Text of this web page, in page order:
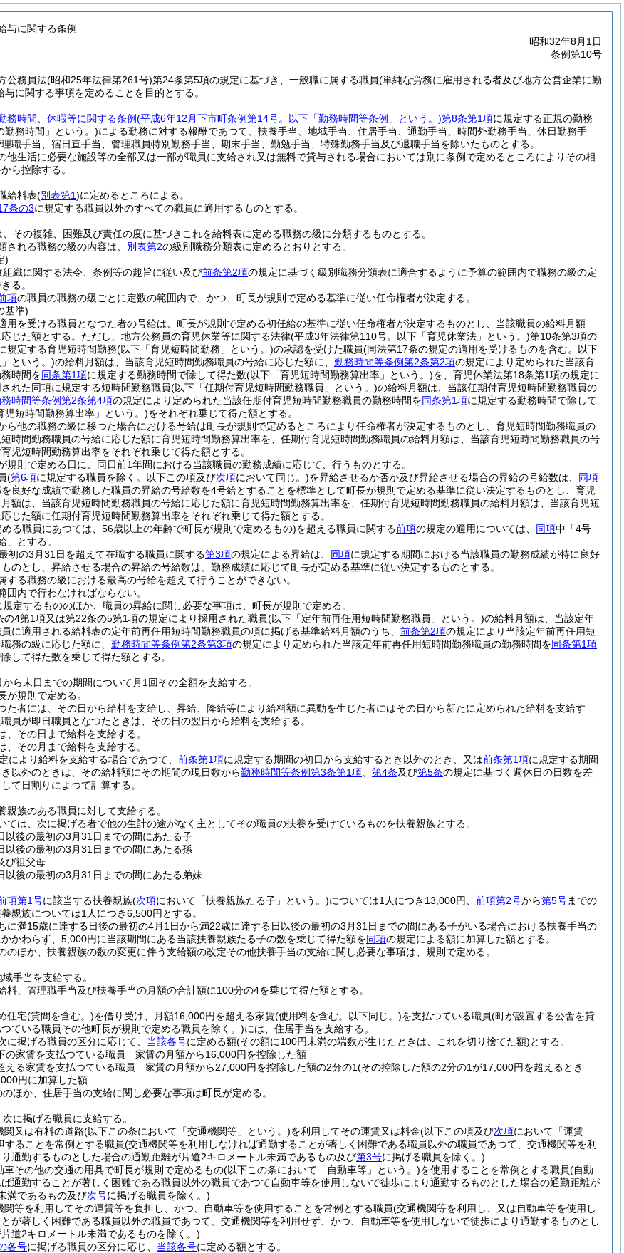
与に関する条例
昭和32年8月1日
条例第10号
公務員法(昭和25年法律第261号)第24条第5項の規定に基づき、一般職に属する職員(単純な労務に雇用される者及び地方公営企業に勤
与に関する事項を定めることを目的とする。
務時間、休暇等に関する条例(平成6年12月下市町条例第14号。以下「勤務時間等条例」という。)第8条第1項に規定する正規の勤務
勤務時間」という。)による勤務に対する報酬であつて、扶養手当、地域手当、住居手当、通勤手当、時間外勤務手当、休日勤務手
職手当、宿日直手当、管理職員特別勤務手当、期末手当、勤勉手当、特殊勤務手当及び退職手当を除いたものとする。
他生活に必要な施設等の全部又は一部が職員に支給され又は無料で貸与される場合においては別に条例で定めるところによりその相
ら控除する。
給料表(別表第1)に定めるところによる。
条の3に規定する職員以外のすべての職員に適用するものとする。
その複雑、困難及び責任の度に基づきこれを給料表に定める職務の級に分類するものとする。
される職務の級の内容は、 別表第2の級別職務分類表に定めるとおりとする。
)
織に関する法令、条例等の趣旨に従い及び前条第2項の規定に基づく級別職務分類表に適合するように予算の範囲内で職務の級の定
る。
項の職員の職務の級ごとに定数の範囲内で、かつ、町長が規則で定める基準に従い任命権者が決定する。
基準)
用を受ける職員となつた者の号給は、町長が規則で定める初任給の基準に従い任命権者が決定するものとし、当該職員の給料月額
じた額とする。 ただし、地方公務員の育児休業等に関する法律(平成3年法律第110号。以下「育児休業法」という。)第10条第3項の
規定する育児短時間勤務(以下「育児短時間勤務」という。)の承認を受けた職員(同法第17条の規定の適用を受けるものを含む。以下
」という。)の給料月額は、当該育児短時間勤務職員の号給に応じた額に、 勤務時間等条例第2条第2項の規定により定められた当該育
時間を同条第1項に規定する勤務時間で除して得た数(以下「育児短時間勤務算出率」という。)を、育児休業法第18条第1項の規定に
れた同項に規定する短時間勤務職員(以下「任期付育児短時間勤務職員」という。)の給料月額は、当該任期付育児短時間勤務職員の
時間等条例第2条第4項の規定により定められた当該任期付育児短時間勤務職員の勤務時間を同条第1項に規定する勤務時間で除して
児短時間勤務算出率」という。)をそれぞれ乗じて得た額とする。
ら他の職務の級に移つた場合における号給は町長が規則で定めるところにより任命権者が決定するものとし、育児短時間勤務職員の
時間勤務職員の号給に応じた額に育児短時間勤務算出率を、任期付育児短時間勤務職員の給料月額は、当該育児短時間勤務職員の号
児短時間勤務算出率をそれぞれ乗じて得た額とする。
規則で定める日に、同日前1年間における当該職員の勤務成績に応じて、行うものとする。
(第6項に規定する職員を除く。以下この項及び次項において同じ。)を昇給させるか否か及び昇給させる場合の昇給の号給数は、 同項
良好な成績で勤務した職員の昇給の号給数を4号給とすることを標準として町長が規則で定める基準に従い決定するものとし、育児
額は、当該育児短時間勤務職員の号給に応じた額に育児短時間勤務算出率を、任期付育児短時間勤務職員の給料月額は、当該育児短
じた額に任期付育児短時間勤務算出率をそれぞれ乗じて得た額とする。
る職員にあつては、56歳以上の年齢で町長が規則で定めるもの)を超える職員に関する前項の規定の適用については、 同項中「4号
」とする。
初の3月31日を超えて在職する職員に関する第3項の規定による昇給は、 同項に規定する期間における当該職員の勤務成績が特に良好
のとし、昇給させる場合の昇給の号給数は、勤務成績に応じて町長が定める基準に従い決定するものとする。
する職務の級における最高の号給を超えて行うことができない。
囲内で行わなければならない。
規定するもののほか、職員の昇給に関し必要な事項は、町長が規則で定める。
の4第1項又は第22条の5第1項の規定により採用された職員(以下「定年前再任用短時間勤務職員」という。)の給料月額は、当該定年
に適用される給料表の定年前再任用短時間勤務職員の項に掲げる基準給料月額のうち、 前条第2項の規定により当該定年前再任用短
務の級に応じた額に、 勤務時間等条例第2条第3項の規定により定められた当該定年前再任用短時間勤務職員の勤務時間を同条第1項
して得た数を乗じて得た額とする。
ら末日までの期間について月1回その全額を支給する。
が規則で定める。
た者には、その日から給料を支給し、昇給、降給等により給料額に異動を生じた者にはその日から新たに定められた給料を支給す
員が即日職員となつたときは、その日の翌日から給料を支給する。
、その日まで給料を支給する。
、その月まで給料を支給する。
により給料を支給する場合であつて、 前条第1項に規定する期間の初日から支給するとき以外のとき、又は前条第1項に規定する期間
以外のときは、その給料額にその期間の現日数から勤務時間等条例第3条第1項 第4条及び第5条の規定に基づく週休日の日数を差
て日割りによつて計算する。
親族のある職員に対して支給する。
ては、次に掲げる者で他の生計の途がなく主としてその職員の扶養を受けているものを扶養親族とする。
以後の最初の3月31日までの間にあたる子
以後の最初の3月31日までの間にあたる孫
び祖父母
以後の最初の3月31日までの間にあたる弟妹
項第1号に該当する扶養親族(次項において「扶養親族たる子」という。)については1人につき13,000円、 前項第2号から第5号までの
親族については1人につき6,500円とする。
に満15歳に達する日後の最初の4月1日から満22歳に達する日以後の最初の3月31日までの間にある子がいる場合における扶養手当の
かわらず、5,000円に当該期間にある当該扶養親族たる子の数を乗じて得た額を同項の規定による額に加算した額とする。
のほか、扶養親族の数の変更に伴う支給額の改定その他扶養手当の支給に関し必要な事項は、規則で定める。
手当を支給する。
料、管理職手当及び扶養手当の月額の合計額に100分の4を乗じて得た額とする。
住宅(貸間を含む。)を借り受け、月額16,000円を超える家賃(使用料を含む。以下同じ。)を支払つている職員(町が設置する公舎を貸
ている職員その他町長が規則で定める職員を除く。)には、住居手当を支給する。
に掲げる職員の区分に応じて、 当該各号に定める額(その額に100円未満の端数が生じたときは、これを切り捨てた額)とする。
の家賃を支払つている職員 家賃の月額から16,000円を控除した額
える家賃を支払つている職員 家賃の月額から27,000円を控除した額の2分の1(その控除した額の2分の1が17,000円を超えるとき
円に加算した額
ほか、住居手当の支給に関し必要な事項は町長が定める。
に掲げる職員に支給する。
関又は有料の道路(以下この条において「交通機関等」という。)を利用してその運賃又は料金(以下この項及び次項において「運賃
することを常例とする職員(交通機関等を利用しなければ通勤することが著しく困難である職員以外の職員であつて、交通機関等を利
通勤するものとした場合の通勤距離が片道2キロメートル未満であるもの及び第3号に掲げる職員を除く。)
車その他の交通の用具で町長が規則で定めるもの(以下この条において「自動車等」という。)を使用することを常例とする職員(自動
通勤することが著しく困難である職員以外の職員であつて自動車等を使用しないで徒歩により通勤するものとした場合の通勤距離が
満であるもの及び次号に掲げる職員を除く。)
関等を利用してその運賃等を負担し、かつ、自動車等を使用することを常例とする職員(交通機関等を利用し、又は自動車等を使用し
が著しく困難である職員以外の職員であつて、交通機関等を利用せず、かつ、自動車等を使用しないで徒歩により通勤するものとし
道2キロメートル未満であるものを除く。)
各号に掲げる職員の区分に応じ、 当該各号に定める額とする。